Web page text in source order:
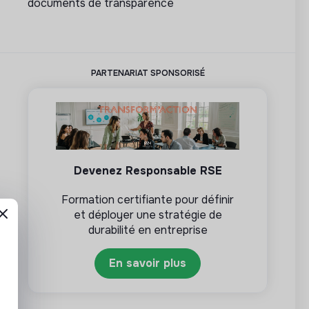
documents de transparence
PARTENARIAT SPONSORISÉ
Devenez Responsable RSE
Formation certifiante pour définir
et déployer une stratégie de
durabilité en entreprise
En savoir plus